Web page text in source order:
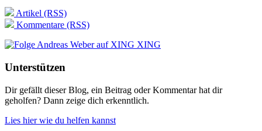
Artikel (RSS)
Kommentare (RSS)
XING
Unterstützen
Dir gefällt dieser Blog, ein Beitrag oder Kommentar hat dir
geholfen? Dann zeige dich erkenntlich.
Lies hier wie du helfen kannst